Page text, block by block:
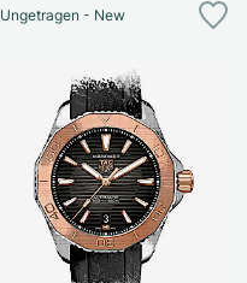
Ungetragen - New